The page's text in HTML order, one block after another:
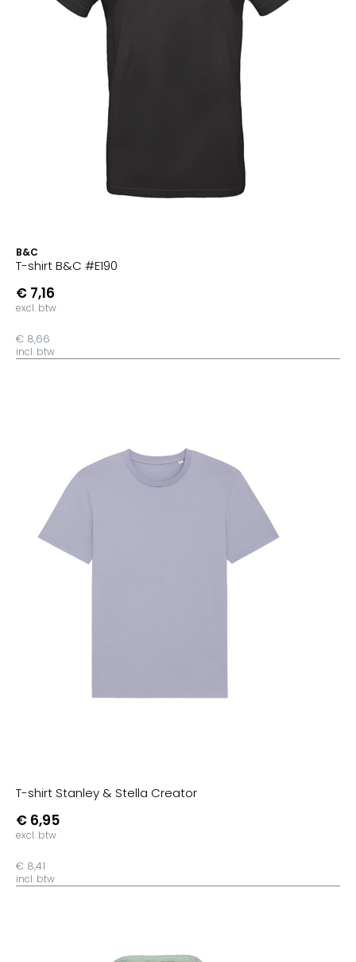
B&C
T-shirt B&C #E190
€ 7,16
excl. btw
€ 8,66
incl. btw
T-shirt Stanley & Stella Creator
€ 6,95
excl. btw
€ 8,41
incl. btw